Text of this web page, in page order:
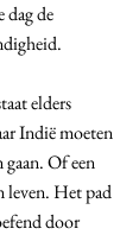
dag de
elders
Indië moeten
gaan. Of een
leven. Het pad
door